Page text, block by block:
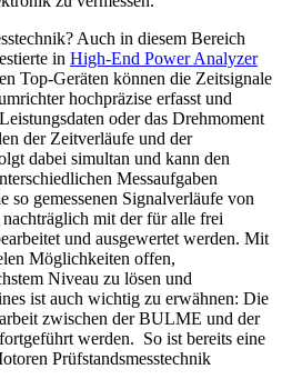
Auch in diesem Bereich
in High-End Power Analyzer
Top-Geräten können die Zeitsignale
hochpräzise erfasst und
oder das Drehmoment
der Zeitverläufe und der
dabei simultan und kann den
Messaufgaben
so gemessenen Signalverläufe von
mit der für alle frei
und ausgewertet werden. Mit
Möglichkeiten offen,
Niveau zu lösen und
ist auch wichtig zu erwähnen: Die
zwischen der BULME und der
werden. So ist bereits eine
Prüfstandsmesstechnik